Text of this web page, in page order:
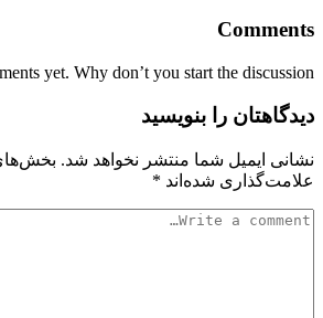
Comments
yet. Why don’t you start the discussion?
دیدگاهتان را بنویسید
نشانی ایمیل شما منتشر نخواهد شد.
علامت‌گذاری شده‌اند *